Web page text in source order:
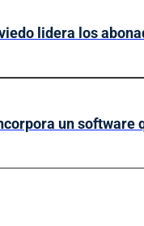
lidera los
un software